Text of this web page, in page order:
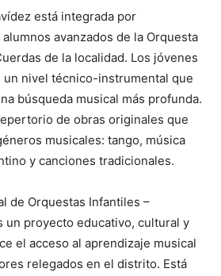
está integrada por
avanzados de la Orquesta
de la localidad. Los jóvenes
un nivel técnico-instrumental que
búsqueda musical más profunda.
de obras originales que
musicales: tango, música
y canciones tradicionales.
de Orquestas Infantiles –
un proyecto educativo, cultural y
el acceso al aprendizaje musical
relegados en el distrito. Está